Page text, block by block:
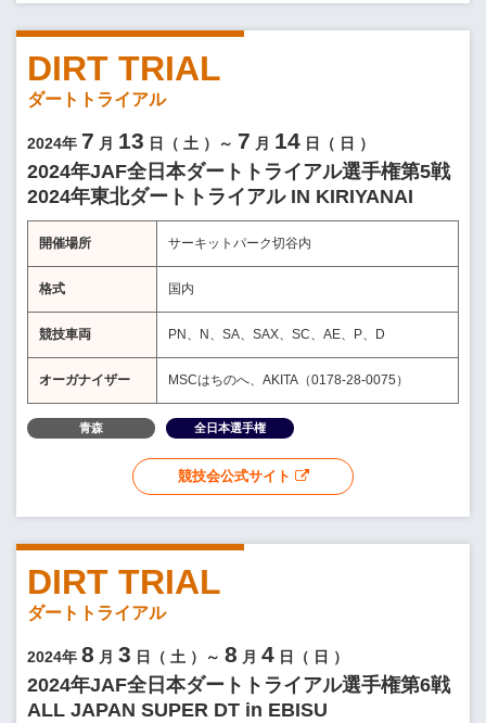
DIRT TRIAL
ダートトライアル
2024年 7 月 13 日（ 土 ）～ 7 月 14 日（ 日 ）
2024年JAF全日本ダートトライアル選手権第5戦
2024年東北ダートトライアル IN KIRIYANAI
開催場所 サーキットパーク切谷内
格式 国内
競技車両 PN、N、SA、SAX、SC、AE、P、D
オーガナイザー MSCはちのへ、AKITA（0178-28-0075）
青森 全日本選手権
競技会公式サイト
DIRT TRIAL
ダートトライアル
2024年 8 月 3 日（ 土 ）～ 8 月 4 日（ 日 ）
2024年JAF全日本ダートトライアル選手権第6戦
ALL JAPAN SUPER DT in EBISU